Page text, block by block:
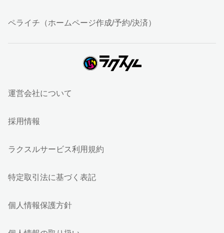
ペライチ（ホームページ作成/予約/決済）
運営会社について
採用情報
ラクスルサービス利用規約
特定取引法に基づく表記
個人情報保護方針